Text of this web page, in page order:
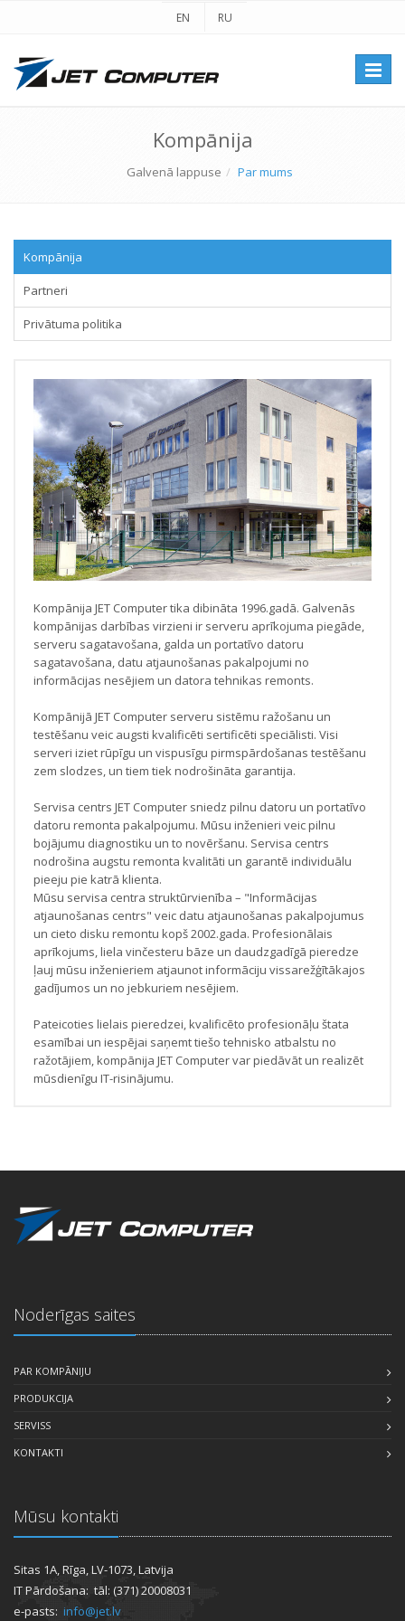
EN RU
Kompānija
Galvenā lappuse Par mums
Kompānija
Partneri
Privātuma politika
Kompānija JET Computer tika dibināta 1996.gadā. Galvenās
kompānijas darbības virzieni ir serveru aprīkojuma piegāde,
serveru sagatavošana, galda un portatīvo datoru
sagatavošana, datu atjaunošanas pakalpojumi no
informācijas nesējiem un datora tehnikas remonts.
Kompānijā JET Computer serveru sistēmu ražošanu un
testēšanu veic augsti kvalificēti sertificēti speciālisti. Visi
serveri iziet rūpīgu un vispusīgu pirmspārdošanas testēšanu
zem slodzes, un tiem tiek nodrošināta garantija.
Servisa centrs JET Computer sniedz pilnu datoru un portatīvo
datoru remonta pakalpojumu. Mūsu inženieri veic pilnu
bojājumu diagnostiku un to novēršanu. Servisa centrs
nodrošina augstu remonta kvalitāti un garantē individuālu
pieeju pie katrā klienta.
Mūsu servisa centra struktūrvienība – "Informācijas
atjaunošanas centrs" veic datu atjaunošanas pakalpojumus
un cieto disku remontu kopš 2002.gada. Profesionālais
aprīkojums, liela vinčesteru bāze un daudzgadīgā pieredze
ļauj mūsu inženieriem atjaunot informāciju vissarežģītākajos
gadījumos un no jebkuriem nesējiem.
Pateicoties lielais pieredzei, kvalificēto profesionāļu štata
esamībai un iespējai saņemt tiešo tehnisko atbalstu no
ražotājiem, kompānija JET Computer var piedāvāt un realizēt
mūsdienīgu IT-risinājumu.
Noderīgas saites
PAR KOMPĀNIJU
PRODUKCIJA
SERVISS
KONTAKTI
Mūsu kontakti
Sitas 1A, Rīga, LV-1073, Latvija
IT Pārdošana: tāl: (371) 20008031
e-pasts: info@jet.lv